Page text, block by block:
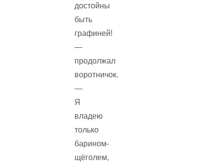
достойны
быть
графиней!
—
продолжал
воротничок.
—
Я
владею
только
барином-
щёголем,